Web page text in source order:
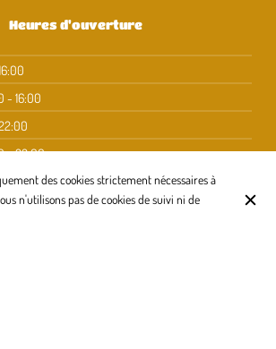
Heures d'ouverture
- 16:00
- 22:00
des cookies strictement nécessaires à
n'utilisons pas de cookies de suivi ni de